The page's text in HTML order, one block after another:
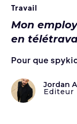
Travail
Mon
en
Pour que
Jordan
Editeur